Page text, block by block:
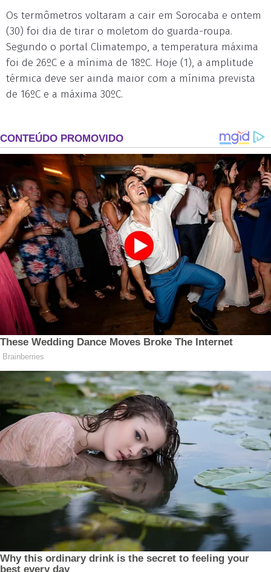
Os termômetros voltaram a cair em Sorocaba e ontem
(30) foi dia de tirar o moletom do guarda-roupa.
Segundo o portal Climatempo, a temperatura máxima
foi de 26ºC e a mínima de 18ºC. Hoje (1), a amplitude
térmica deve ser ainda maior com a mínima prevista
de 16ºC e a máxima 30ºC.